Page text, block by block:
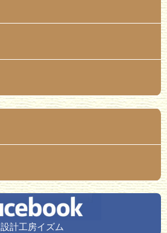
設計工房イズム